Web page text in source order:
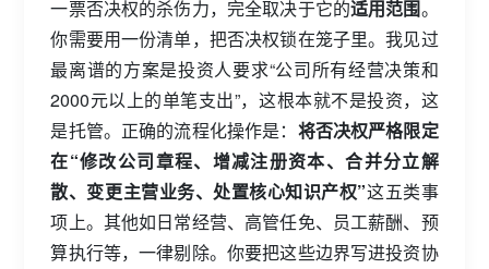
一票否决权的杀伤力，完全取决于它的适用范围。
你需要用一份清单，把否决权锁在笼子里。我见过
最离谱的方案是投资人要求“公司所有经营决策和
2000元以上的单笔支出”，这根本就不是投资，这
是托管。正确的流程化操作是： 将否决权严格限定
在“修改公司章程、增减注册资本、合并分立解
散、变更主营业务、处置核心知识产权”这五类事
项上。其他如日常经营、高管任免、员工薪酬、预
算执行等，一律剔除。你要把这些边界写进投资协